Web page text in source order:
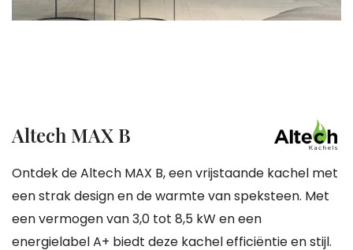
Ga
naar
het
begin
van
de
Altech MAX B
Ontdek de Altech MAX B, een vrijstaande kachel met
een strak design en de warmte van speksteen. Met
een vermogen van 3,0 tot 8,5 kW en een
energielabel A+ biedt deze kachel efficiëntie en stijl.